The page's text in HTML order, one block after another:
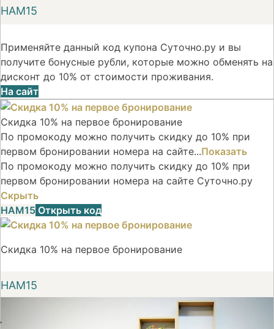
НАМ15
Применяйте данный код купона Суточно.ру и вы
получите бонусные рубли, которые можно обменять на
дисконт до 10% от стоимости проживания.
На сайт
Скидка 10% на первое бронирование
По промокоду можно получить скидку до 10% при
первом бронировании номера на сайте...Показать
По промокоду можно получить скидку до 10% при
первом бронировании номера на сайте Суточно.ру
Скрыть
НАМ15 Открыть код
Скидка 10% на первое бронирование
НАМ15
По промокоду можно получить скидку до 10% при